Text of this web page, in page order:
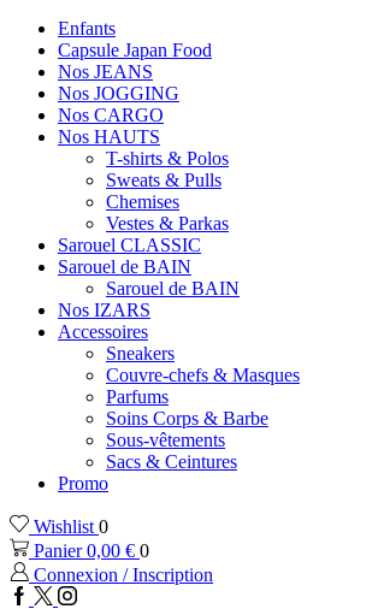
Enfants
Capsule Japan Food
Nos JEANS
Nos JOGGING
Nos CARGO
Nos HAUTS
T-shirts & Polos
Sweats & Pulls
Chemises
Vestes & Parkas
Sarouel CLASSIC
Sarouel de BAIN
Sarouel de BAIN
Nos IZARS
Accessoires
Sneakers
Couvre-chefs & Masques
Parfums
Soins Corps & Barbe
Sous-vêtements
Sacs & Ceintures
Promo
Wishlist 0
Panier0,00 € 0
Connexion / Inscription
Facebook
TwitterInstagram